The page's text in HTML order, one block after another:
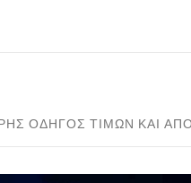
ΟΔΗΓΌΣ ΤΙΜΏΝ ΚΑΙ